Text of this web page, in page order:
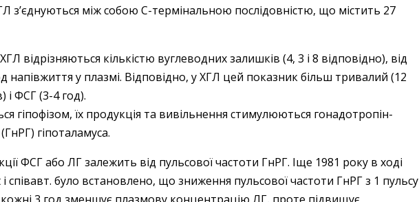
з’єднуються між собою C-термінальною послідовністю, що містить 27
відрізняються кількістю вуглеводних залишків (4, 3 і 8 відповідно), від
напівжиття у плазмі. Відповідно, у ХГЛ цей показник більш тривалий (12
і ФСГ (3-4 год).
гіпофізом, їх продукція та вивільнення стимулюються гонадотропін-
гіпоталамуса.
ФСГ або ЛГ залежить від пульсової частоти ГнРГ. Іще 1981 року в ході
співавт. було встановлено, що зниження пульсової частоти ГнРГ з 1 пульсу